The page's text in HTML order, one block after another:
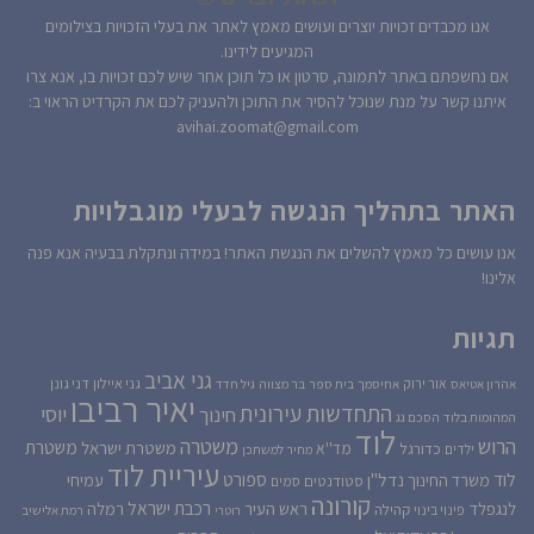
אנו מכבדים זכויות יוצרים ועושים מאמץ לאתר את בעלי הזכויות בצילומים
המגיעים לידינו.
אם נחשפתם באתר לתמונה, סרטון או כל תוכן אחר שיש לכם זכויות בו, אנא צרו
איתנו קשר על מנת שנוכל להסיר את התוכן ולהעניק לכם את הקרדיט הראוי ב:
avihai.zoomat@gmail.com
האתר בתהליך הנגשה לבעלי מוגבלויות
אנו עושים כל מאמץ להשלים את הנגשת האתר! במידה ונתקלת בבעיה אנא פנה
אלינו!
תגיות
אהרון אטיאס אור ירוק אחיסמך בית ספר בר מצווה גיל חדד גני אביב גני איילון דני גונן
המהומות בלוד הסכם גג התחדשות עירוניתחינוך יאיר רביבו יוסי
הרוש ילדים כדורגל לוד מד''א מחיר למשתכן משטרה משטרת ישראל משטרת
לוד משרד החינוך נדל''ן סטודנטים סמים ספורט עיריית לוד עמיחי
לנגפלד פינוי בינוי קהילה קורונה ראש העיר רוטרי רכבת ישראל רמלה רמת אלישיב